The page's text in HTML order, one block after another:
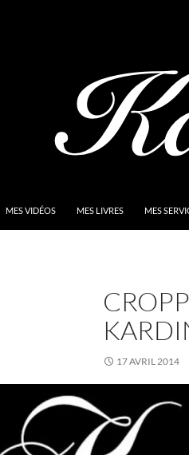
MES VIDÉOS MES LIVRES MES
17 AVRIL 2014